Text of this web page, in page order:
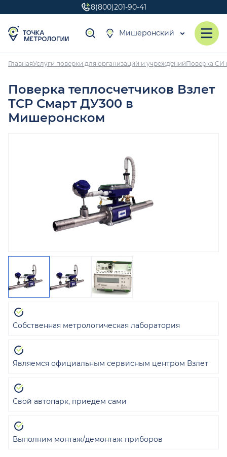
8(800)201-90-41
Мишеронский
ГлавнаяУслуги поверки для организаций и учрежденийПоверка СИ
Поверка теплосчетчиков Взлет
ТСР Смарт ДУ300 в
Мишеронском
Собственная метрологическая лаборатория
Являемся официальным сервисным центром Взлет
Свой автопарк, приедем сами
Выполним монтаж/демонтаж приборов